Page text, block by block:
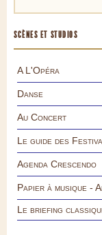
SCÈNES ET STUDIOS
A L'Opéra
Danse
Au Concert
Le guide des
Agenda Crescendo
Papier à musique -
Le briefing